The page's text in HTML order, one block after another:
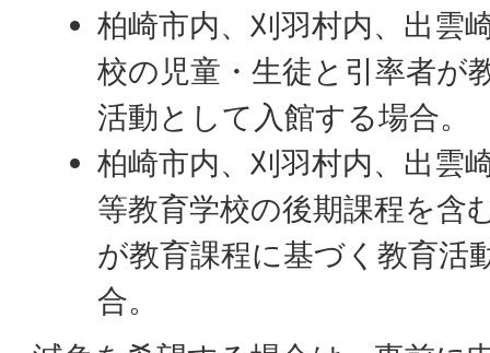
柏崎市内、刈羽村内、出雲
校の児童・生徒と引率者が
活動として入館する場合。
柏崎市内、刈羽村内、出雲
等教育学校の後期課程を含
が教育課程に基づく教育活
合。